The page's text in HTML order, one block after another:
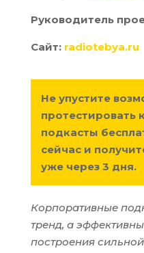
Руководитель
Сайт: radiotebya.ru
Не упустите
протестировать
подкасты
сейчас и
уже через 3 дня.
Корпоративные
тренд, а
построения